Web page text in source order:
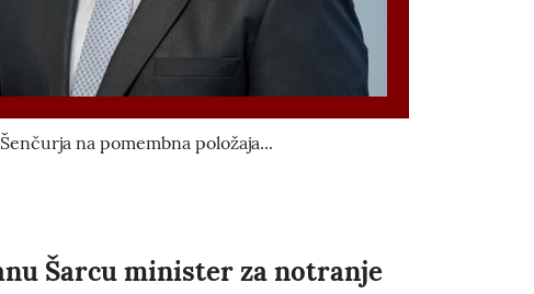
na pomembna položaja...
Šarcu minister za notranje